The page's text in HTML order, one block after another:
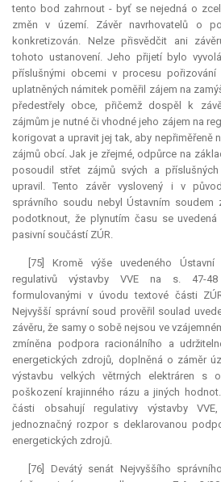
tento bod zahrnout - byť se nejedná o
změn v území. Závěr navrhovatelů o
konkretizován. Nelze přisvědčit ani
tohoto ustanovení. Jeho přijetí bylo
příslušnými obcemi v procesu pořizování
uplatněných námitek poměřil zájem na
předestřely obce, přičemž dospěl k
zájmům je nutné či vhodné jeho zájem na
korigovat a upravit jej tak, aby nepřiměřeně
zájmů obcí. Jak je zřejmé, odpůrce na
posoudil střet zájmů svých a
upravil. Tento závěr vyslovený i v
správního soudu nebyl Ústavním soudem
podotknout, že plynutím času se
pasivní součástí ZÚR.
[75] Kromě výše uvedeného
regulativů výstavby VVE na s. 47-
formulovanými v úvodu textové části
Nejvyšší správní soud prověřil soulad
závěru, že samy o sobě nejsou ve
zmíněna podpora racionálního a
energetických zdrojů, doplněná o záměr
výstavbu velkých větrných elektráren s
poškození krajinného rázu a jiných
části obsahují regulativy výstavby
jednoznačný rozpor s deklarovanou
energetických zdrojů.
[76] Devátý senát Nejvyššího